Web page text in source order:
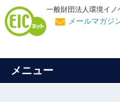
一般財団法人環境イ
メールマガジ
メニュー